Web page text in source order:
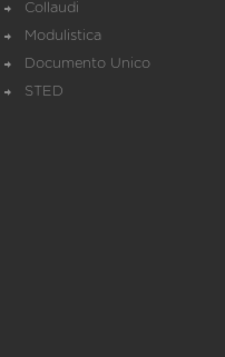
Collaudi
Modulistica
Documento Unico
STED